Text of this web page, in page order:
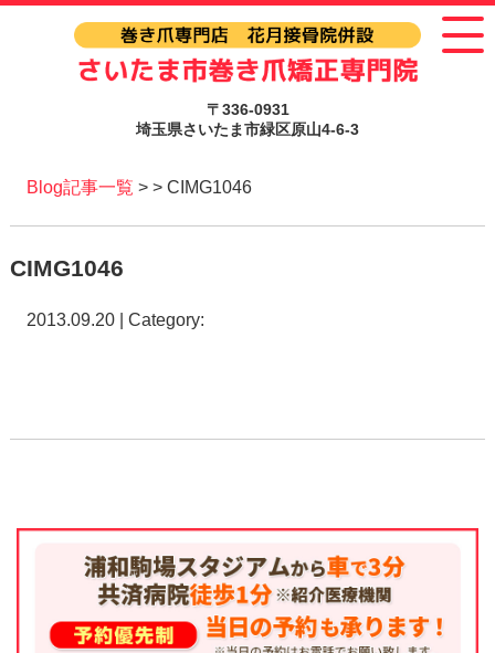
〒336-0931
埼玉県さいたま市緑区原山4-6-3
Blog記事一覧 > > CIMG1046
CIMG1046
2013.09.20 | Category: